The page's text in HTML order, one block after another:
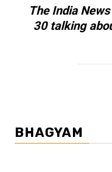
The India
30 talking
BHAGYAM